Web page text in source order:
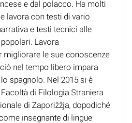
e dal polacco. Ha molti
lavora con testi di vario
e testi tecnici alle
Lavora
migliorare le sue conoscenze
nel tempo libero impara
spagnolo. Nel 2015 si è
di Filologia Straniera
di Zaporižžja, dopodiché
insegnante di lingue